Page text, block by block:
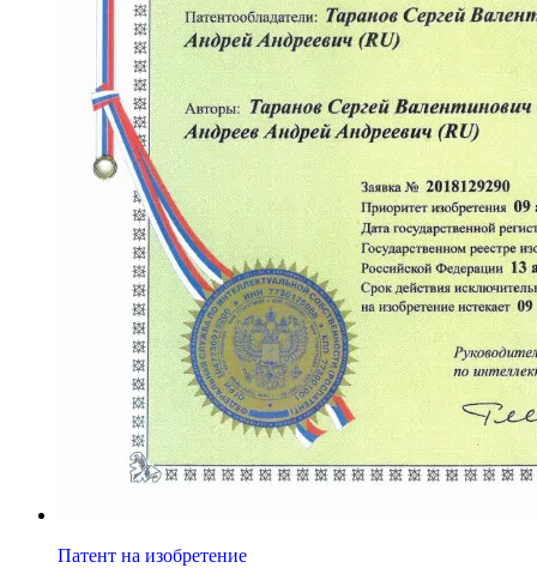
Патент на изобретение